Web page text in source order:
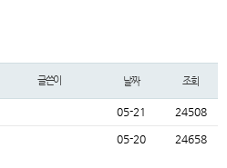
글쓴이 날짜 조회
05-21 24508
05-20 24658